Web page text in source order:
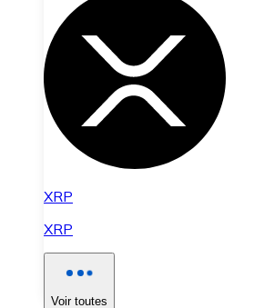
XRP
XRP
Voir toutes